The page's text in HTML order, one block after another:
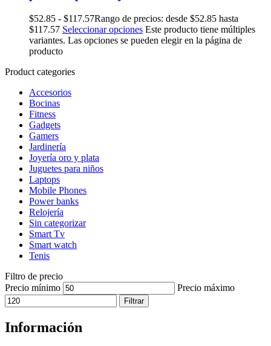
$52.85 - $117.57Rango de precios: desde $52.85 hasta
$117.57 Seleccionar opciones Este producto tiene múltiples
variantes. Las opciones se pueden elegir en la página de
producto
Product categories
Accesorios
Bocinas
Fitness
Gadgets
Gamers
Jardinería
Joyería oro y plata
Juguetes para niños
Laptops
Mobile Phones
Power banks
Relojería
Sin categorizar
Smart Tv
Smart watch
Tenis
Filtro de precio
Precio mínimo
Precio máximo
Filtrar
Información